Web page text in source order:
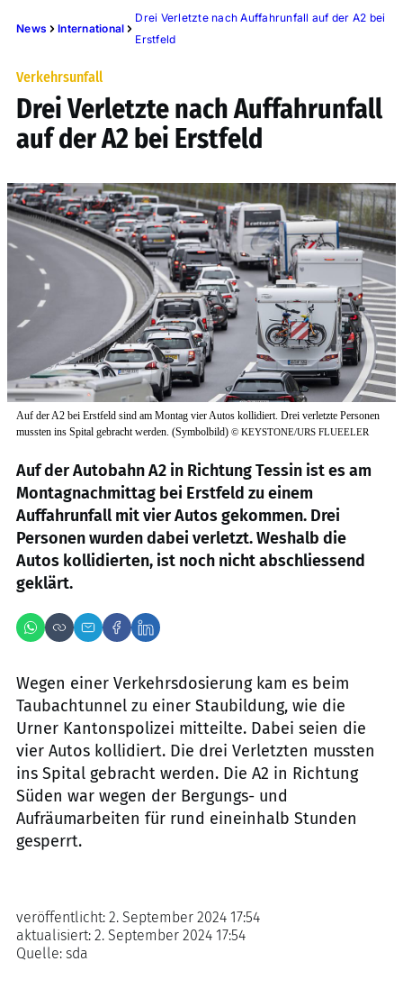
News International
Drei Verletzte nach Auffahrunfall auf der A2 bei
Erstfeld
Verkehrsunfall
Drei Verletzte nach Auffahrunfall
auf der A2 bei Erstfeld
Auf der A2 bei Erstfeld sind am Montag vier Autos kollidiert. Drei verletzte Personen
mussten ins Spital gebracht werden. (Symbolbild) © KEYSTONE/URS FLUEELER
Auf der Autobahn A2 in Richtung Tessin ist es am
Montagnachmittag bei Erstfeld zu einem
Auffahrunfall mit vier Autos gekommen. Drei
Personen wurden dabei verletzt. Weshalb die
Autos kollidierten, ist noch nicht abschliessend
geklärt.
Wegen einer Verkehrsdosierung kam es beim
Taubachtunnel zu einer Staubildung, wie die
Urner Kantonspolizei mitteilte. Dabei seien die
vier Autos kollidiert. Die drei Verletzten mussten
ins Spital gebracht werden. Die A2 in Richtung
Süden war wegen der Bergungs- und
Aufräumarbeiten für rund eineinhalb Stunden
gesperrt.
Quelle: sda
veröffentlicht: 2. September 2024 17:54
aktualisiert: 2. September 2024 17:54